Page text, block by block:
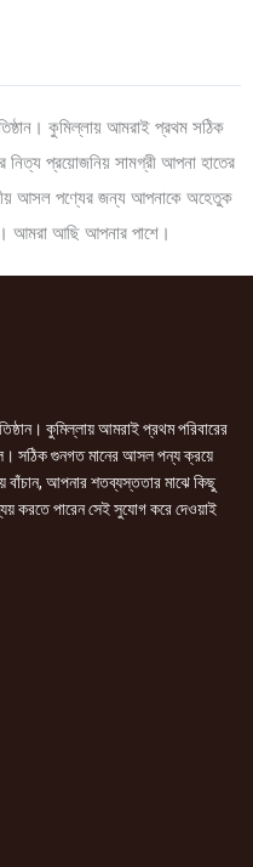
কুমিল্লায় আমরাই প্রথম সঠিক
প্রয়োজনিয় সামগ্রী আপনা হাতের
আসল পণ্যের জন্য আপনাকে অহেতুক
আমরা আছি আপনার পাশে।
কুমিল্লায় আমরাই প্রথম পরিবারের
সঠিক গুনগত মানের আসল পন্য ক্রয়ে
বাঁচান, আপনার শতব্যস্ততার মাঝে কিছু
করতে পারেন সেই সুযোগ করে দেওয়াই